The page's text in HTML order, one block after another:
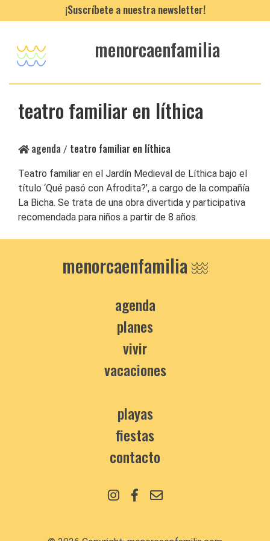
¡Suscríbete a nuestra newsletter!
menorcaenfamilia
teatro familiar en líthica
agenda / teatro familiar en líthica
Teatro familiar en el Jardín Medieval de Líthica bajo el
título ‘Qué pasó con Afrodita?’, a cargo de la compañía
La Bicha. Se trata de una obra divertida y participativa
recomendada para niños a partir de 8 años.
menorcaenfamilia
agenda
planes
vivir
vacaciones
playas
fiestas
contacto